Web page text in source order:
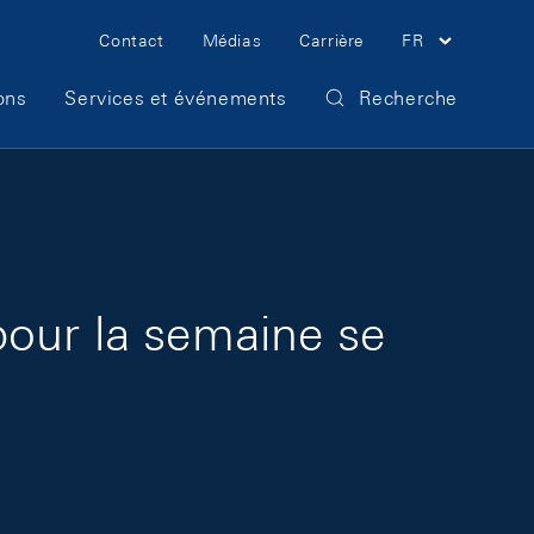
Meta Navigation
Contact Médias Carrière FR
Services et événements Recherche
la semaine se